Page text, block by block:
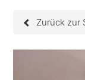
Zurück zur